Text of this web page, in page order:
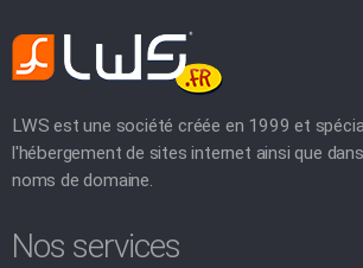
LWS est une société créée en 1999 et
l'hébergement de sites internet ainsi que
noms de domaine.
Nos services